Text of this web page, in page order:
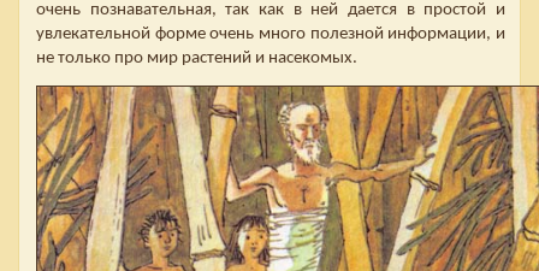
очень познавательная, так как в ней дается в простой и
увлекательной форме очень много полезной информации, и
не только про мир растений и насекомых.